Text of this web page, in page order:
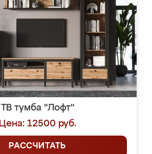
ТВ тумба "Лофт"
Цена: 12500 руб.
РАССЧИТАТЬ